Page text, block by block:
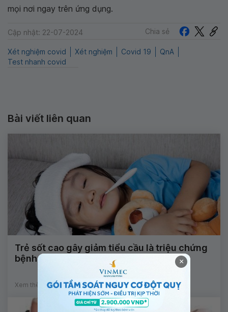
mọi nơi ngay trên ứng dụng.
Cập nhật: 22-07-2024 Chia sẻ
Xét nghiệm covid Xét nghiệm Covid 19
QnA
Test nhanh covid
Bài viết liên quan
Trẻ sốt cao gây giảm tiểu cầu là triệu chứng
bệnh gì?
Xem thêm
×